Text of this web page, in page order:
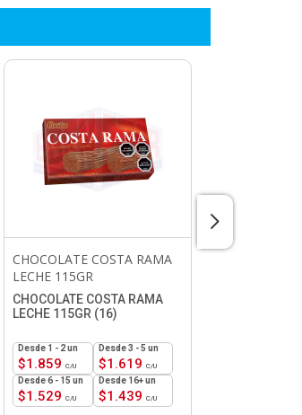
CHOCOLATE COSTA RAMA
LECHE 115GR
CHOCOLATE COSTA RAMA
LECHE 115GR (16)
$1.859
1 - 2un
$1.619
3 - 5 un
$1.529
6 - 15 un
$1.439
16+ un